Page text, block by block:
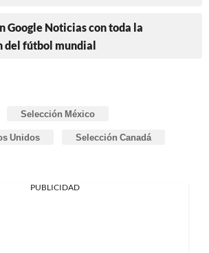
Google Noticias con toda la
del fútbol mundial
Selección México
Unidos Selección Canadá
PUBLICIDAD